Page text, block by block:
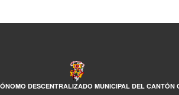
DESCENTRALIZADO MUNICIPAL DEL CANTÓN